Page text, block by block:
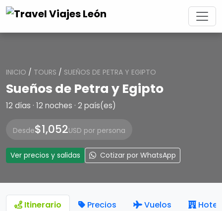
INICIO / TOURS / SUEÑOS DE PETRA Y EGIPTO
Sueños de Petra y Egipto
12 días · 12 noches · 2 país(es)
Desde$1,052USD por persona
Ver precios y salidas Cotizar por WhatsApp
Itinerario Precios Vuelos